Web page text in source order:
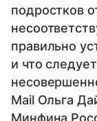
подростков
правильно
и что
Mail Ольга
Минфина